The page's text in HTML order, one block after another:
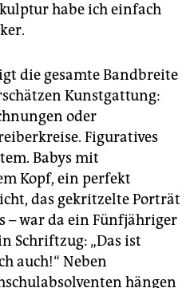
habe ich einfach
die gesamte Bandbreite
Kunstgattung:
oder
Figuratives
Babys mit
Kopf, ein perfekt
das gekritzelte Porträt
– war da ein Fünfjähriger
Schriftzug: „Das ist
auch!“ Neben
hängen